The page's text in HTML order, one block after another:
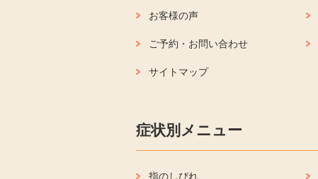
お客様の声
ご予約・お問い合わせ
サイトマップ
症状別メニュー
指のしびれ